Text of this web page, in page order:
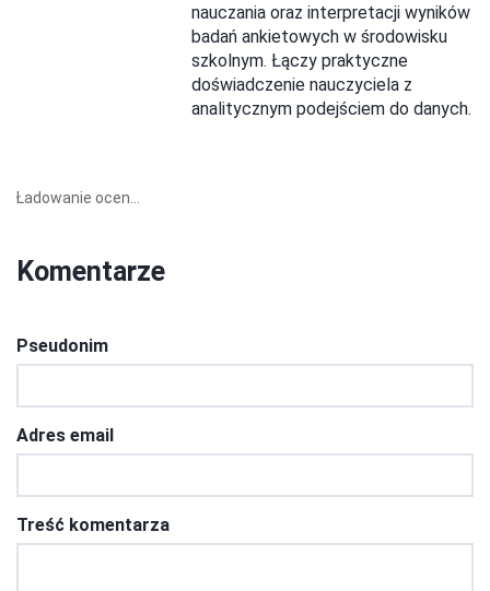
nauczania oraz interpretacji wyników
badań ankietowych w środowisku
szkolnym. Łączy praktyczne
doświadczenie nauczyciela z
analitycznym podejściem do danych.
Ładowanie ocen...
Komentarze
Pseudonim
Adres email
Treść komentarza